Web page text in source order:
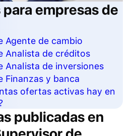
empresas de
Agente de cambio
Analista de créditos
Analista de inversiones
Finanzas y banca
ofertas activas hay en
publicadas en